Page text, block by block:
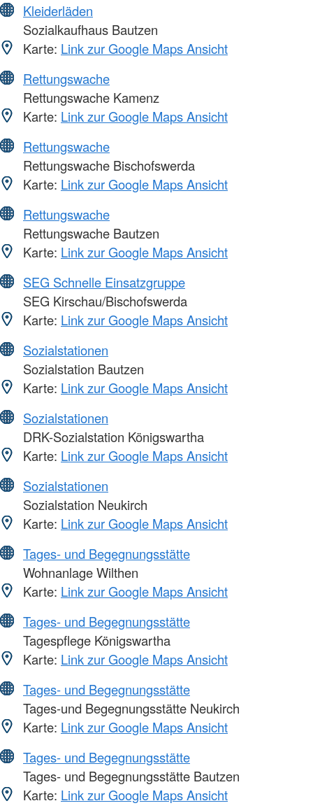
Kleiderläden
Sozialkaufhaus Bautzen
Karte: Link zur Google Maps Ansicht
Rettungswache
Rettungswache Kamenz
Karte: Link zur Google Maps Ansicht
Rettungswache
Rettungswache Bischofswerda
Karte: Link zur Google Maps Ansicht
Rettungswache
Rettungswache Bautzen
Karte: Link zur Google Maps Ansicht
SEG Schnelle Einsatzgruppe
SEG Kirschau/Bischofswerda
Karte: Link zur Google Maps Ansicht
Sozialstationen
Sozialstation Bautzen
Karte: Link zur Google Maps Ansicht
Sozialstationen
DRK-Sozialstation Königswartha
Karte: Link zur Google Maps Ansicht
Sozialstationen
Sozialstation Neukirch
Karte: Link zur Google Maps Ansicht
Tages- und Begegnungsstätte
Wohnanlage Wilthen
Karte: Link zur Google Maps Ansicht
Tages- und Begegnungsstätte
Tagespflege Königswartha
Karte: Link zur Google Maps Ansicht
Tages- und Begegnungsstätte
Tages-und Begegnungsstätte Neukirch
Karte: Link zur Google Maps Ansicht
Tages- und Begegnungsstätte
Tages- und Begegnungsstätte Bautzen
Karte: Link zur Google Maps Ansicht